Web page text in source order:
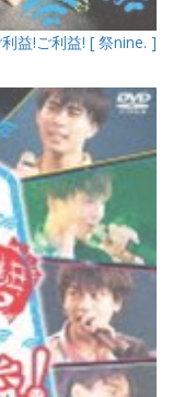
益!ご利益! [ 祭nine. ]